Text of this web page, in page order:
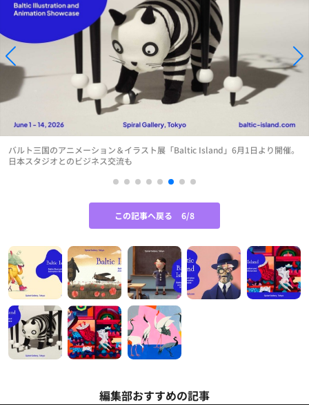
バルト三国のアニメーション＆イラスト展「Baltic Island」6月1日より開催。
日本スタジオとのビジネス交流も
この記事へ戻る 6/8
編集部おすすめの記事